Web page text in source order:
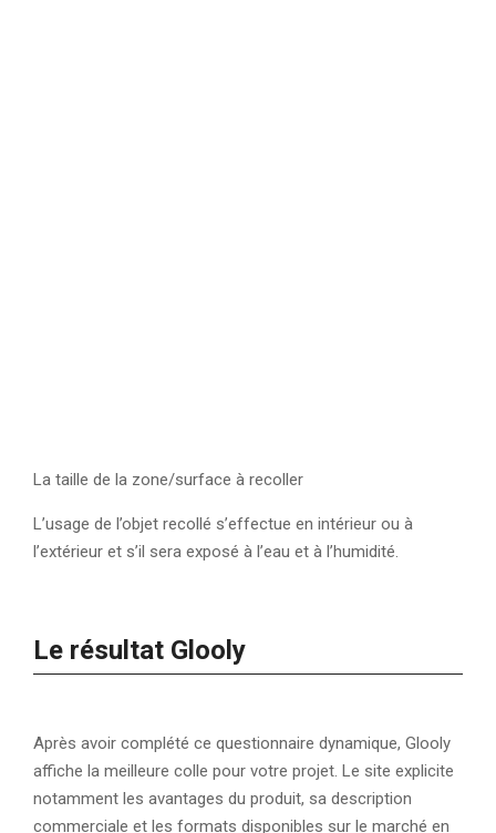
La taille de la zone/surface à recoller
L’usage de l’objet recollé s’effectue en intérieur ou à
l’extérieur et s’il sera exposé à l’eau et à l’humidité.
Le résultat Glooly
Après avoir complété ce questionnaire dynamique, Glooly
affiche la meilleure colle pour votre projet. Le site explicite
notamment les avantages du produit, sa description
commerciale et les formats disponibles sur le marché en